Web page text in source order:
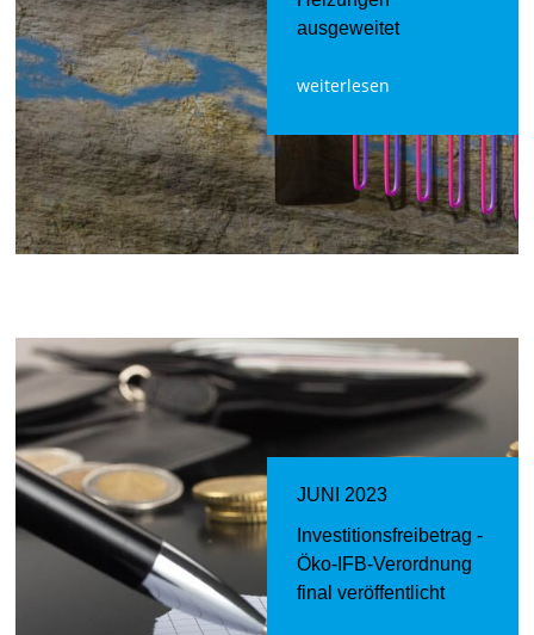
ausgeweitet
weiterlesen
JUNI 2023
Investitionsfreibetrag -
Öko-IFB-Verordnung
final veröffentlicht